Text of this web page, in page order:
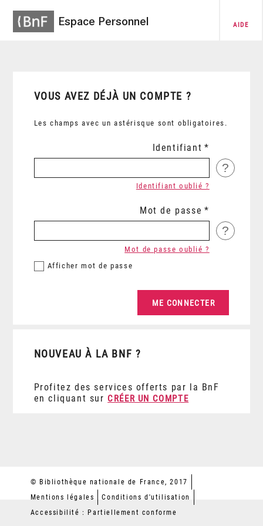
Espace Personnel AIDE
VOUS AVEZ DÉJÀ UN COMPTE ?
Les champs avec un astérisque sont obligatoires.
Identifiant
?
Identifiant oublié ?
Mot de passe
?
Afficher mot de passe
Mot de passe oublié ?
NOUVEAU À LA BNF ?
Profitez des services offerts par la BnF
en cliquant sur CRÉER UN COMPTE
© Bibliothèque nationale de France, 2017
Mentions légales
Conditions d'utilisation
Accessibilité : Partiellement conforme